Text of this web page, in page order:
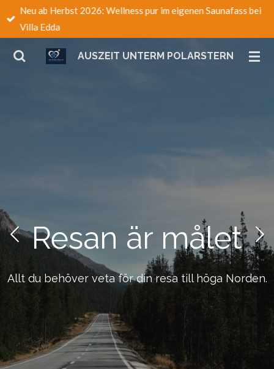
Zum
Hauptinhalt
AUSZEIT UNTERM POLARSTERN
Neu ab Herbst 2026: Wellness pur im eigenen Saunafass bei
Villa Edda
Resan är målet
Allt du behöver veta för din resa till höga Norden.